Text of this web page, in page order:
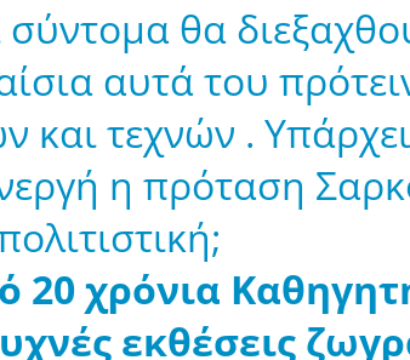
θα
αυτά του
και τεχνών .
η πρόταση
20 χρόνια
εκθέσεις